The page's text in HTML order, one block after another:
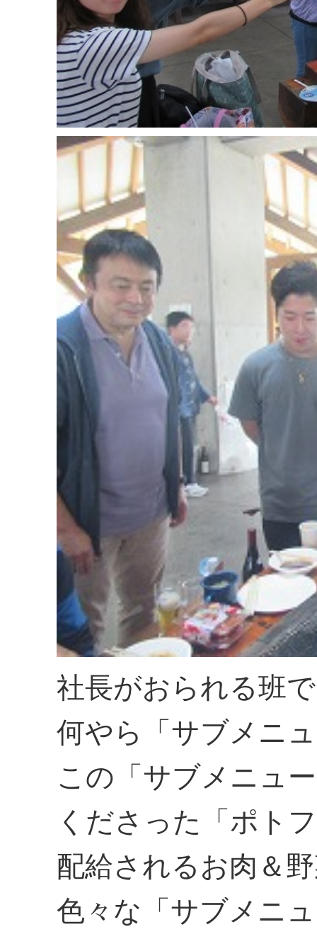
社長がおられる班
何やら「サブメニ
この「サブメニュ
くださった「ポト
配給されるお肉＆
色々な「サブメニ